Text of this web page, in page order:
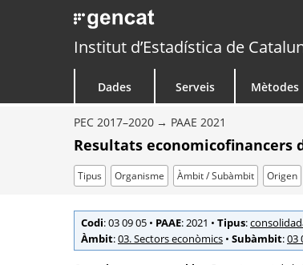
Institut d’Estadística de
Dades Serveis Mètodes
PEC 2017–2020 PAAE 2021
Resultats economicofinancers
Tipus Organisme Àmbit / Subàmbit Origen
Codi: 03 09 05 • PAAE: 2021 • Tipus:
Àmbit:03. Sectors econòmics • Subàmbit:03